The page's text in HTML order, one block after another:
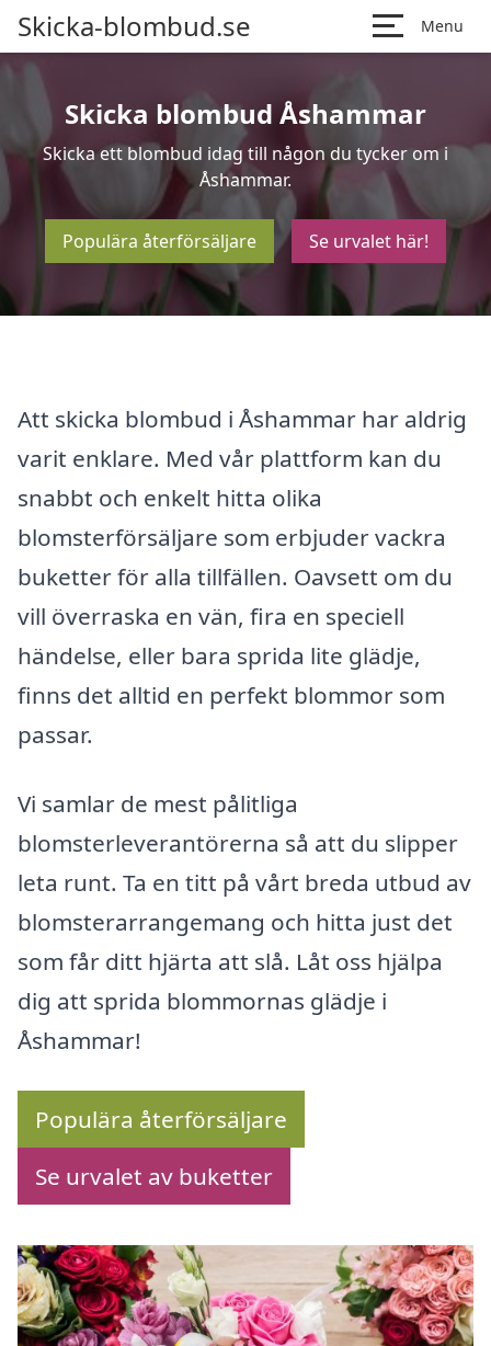
Skicka-blombud.se Menu
Skicka blombud Åshammar
Skicka ett blombud idag till någon du tycker om i
Åshammar.
Populära återförsäljare Se urvalet här!
Att skicka blombud i Åshammar har aldrig
varit enklare. Med vår plattform kan du
snabbt och enkelt hitta olika
blomsterförsäljare som erbjuder vackra
buketter för alla tillfällen. Oavsett om du
vill överraska en vän, fira en speciell
händelse, eller bara sprida lite glädje,
finns det alltid en perfekt blommor som
passar.
Vi samlar de mest pålitliga
blomsterleverantörerna så att du slipper
leta runt. Ta en titt på vårt breda utbud av
blomsterarrangemang och hitta just det
som får ditt hjärta att slå. Låt oss hjälpa
dig att sprida blommornas glädje i
Åshammar!
Populära återförsäljare
Se urvalet av buketter